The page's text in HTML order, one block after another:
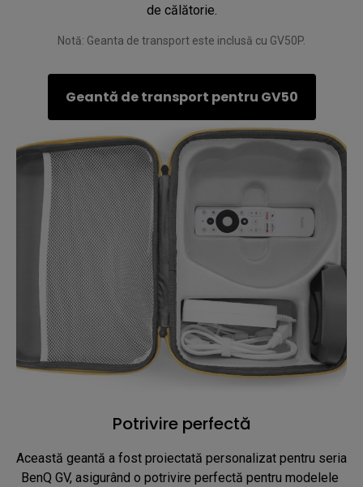
de călătorie.
Notă: Geanta de transport este inclusă cu GV50P.
Geantă de transport pentru GV50
Potrivire perfectă
Această geantă a fost proiectată personalizat pentru seria
BenQ GV, asigurând o potrivire perfectă pentru modelele